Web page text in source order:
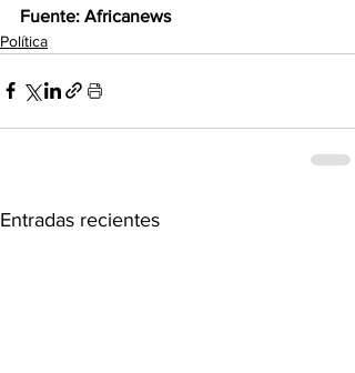
‎Fuente: Africanews
Política
Entradas recientes